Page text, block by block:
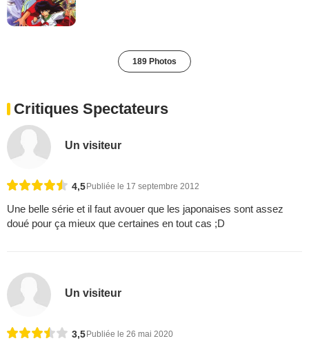
189 Photos
Critiques Spectateurs
Un visiteur
4,5Publiée le 17 septembre 2012
Une belle série et il faut avouer que les japonaises sont assez
doué pour ça mieux que certaines en tout cas ;D
Un visiteur
3,5 Publiée le 26 mai 2020